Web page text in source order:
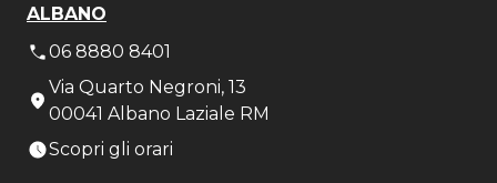
ALBANO
06 8880 8401
Via Quarto Negroni, 13
00041 Albano Laziale RM
Scopri gli orari